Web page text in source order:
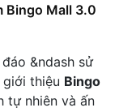
VIỆC
CHIẾN
DẤU ẤN
Bingo Mall 3.0
&ndash sử
giới thiệu Bingo
tự nhiên và ấn